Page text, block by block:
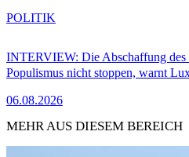
INTERVIEW: Die Abschaffung des
Populismus nicht stoppen, warnt
06.08.2026
POLITIK
MEHR AUS DIESEM BEREICH